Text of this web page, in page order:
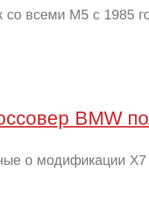
со всеми M5 с 1985
BMW
о модификации X7